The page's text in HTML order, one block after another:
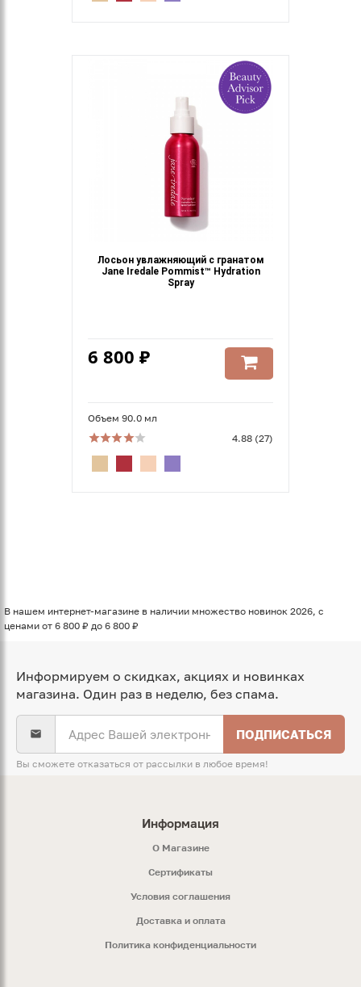
Лосьон увлажняющий с гранатом
Jane Iredale Pommist™ Hydration
Spray
6 800 ₽
Объем 90.0 мл
4.88 (27)
В нашем интернет-магазине в наличии множество новинок 2026, с
ценами от 6 800 ₽ до 6 800 ₽
Информируем о скидках, акциях и новинках
магазина. Один раз в неделю, без спама.
ПОДПИСАТЬСЯ
Вы сможете отказаться от рассылки в любое время!
Информация
O Магазине
Сертификаты
Условия соглашения
Доставка и оплата
Политика конфиденциальности